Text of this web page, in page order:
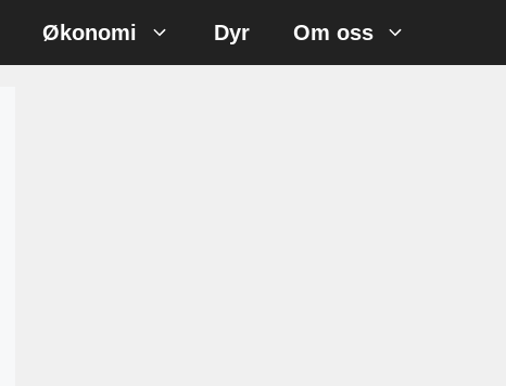
Økonomi Dyr Om oss